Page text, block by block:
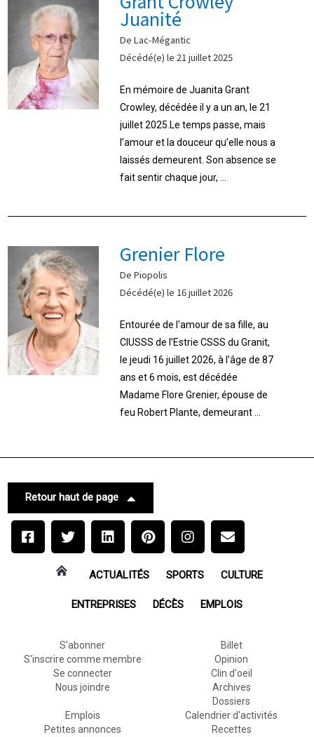
Juanité
De Lac-Mégantic
Décédé(e) le 21 juillet 2025
En mémoire de Juanita Grant
Crowley, décédée il y a un an, le 21
juillet 2025.Le temps passe, mais
l’amour et la douceur qu’elle nous a
laissés demeurent. Son absence se
fait sentir chaque jour, ...
Grenier Flore
De Piopolis
Décédé(e) le 16 juillet 2026
Entourée de l'amour de sa fille, au
CIUSSS de l’Estrie CSSS du Granit,
le jeudi 16 juillet 2026, à l’âge de 87
ans et 6 mois, est décédée
Madame Flore Grenier, épouse de
feu Robert Plante, demeurant ...
Retour haut de page
ACTUALITÉS SPORTS CULTURE
ENTREPRISES DÉCÈS EMPLOIS
S'abonner
S'inscrire comme membre
Se connecter
Nous joindre
Billet
Opinion
Clin d'oeil
Archives
Dossiers
Emplois
Petites annonces
Calendrier d'activités
Recettes